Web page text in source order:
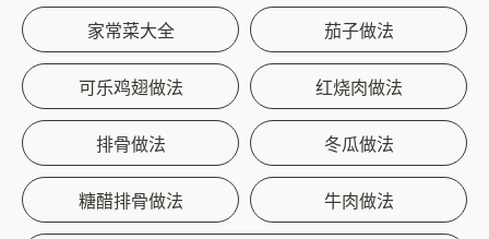
家常菜大全 茄子做法
可乐鸡翅做法 红烧肉做法
排骨做法 冬瓜做法
糖醋排骨做法 牛肉做法